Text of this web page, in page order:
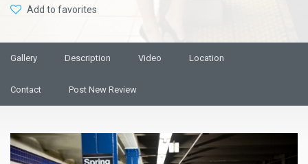
Add to favorites
Gallery Description Video Location
Contact Post New Review